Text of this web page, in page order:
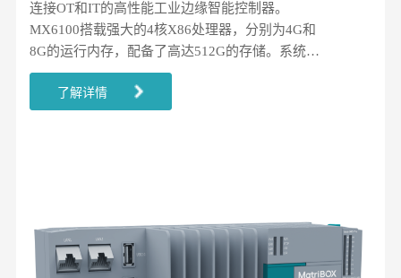
连接OT和IT的高性能工业边缘智能控制器。
MX6100搭载强大的4核X86处理器，分别为4G和
8G的运行内存，配备了高达512G的存储。系统可
部署MatriX Factory Lite边缘计算软件、MatriX
Control编程平台和第三方应用平台，为客户提供边
了解详情